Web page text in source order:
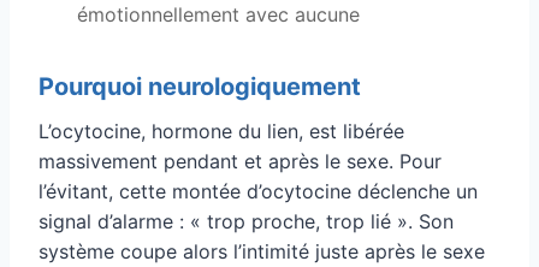
émotionnellement avec aucune
Pourquoi neurologiquement
L’ocytocine, hormone du lien, est libérée
massivement pendant et après le sexe. Pour
l’évitant, cette montée d’ocytocine déclenche un
signal d’alarme : « trop proche, trop lié ». Son
système coupe alors l’intimité juste après le sexe